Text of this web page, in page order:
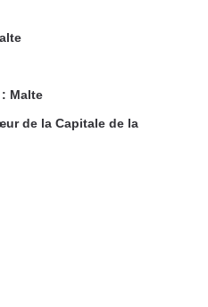
Malte
de la Capitale de la